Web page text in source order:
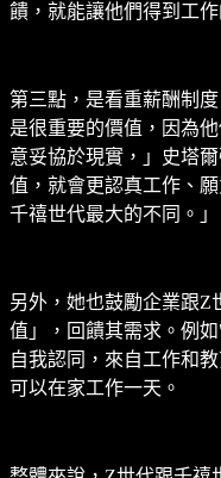
饋，就能讓他們得到工作
第三點，是看重薪酬制
是很重要的價值，因為
意妥協於現實，」史塔
值，就會更認真工作、
千禧世代最大的不同。」
另外，她也鼓勵企業跟Z
值」，回饋其需求。例
自我認同，來自工作和
可以在家工作一天。